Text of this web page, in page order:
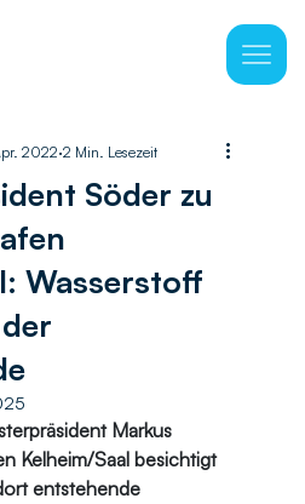
Söder zu
Wasserstoff
2022 2 Min. Lesezeit
Markus
Kelheim/Saal besichtigt
entstehende